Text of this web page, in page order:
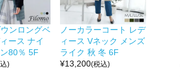
ンロングベ
ース ナイ
80％ 5F
)
ノーカラーコート レデ
ィース Vネック メンズ
ライク 秋 冬 6F
¥13,200(税込)